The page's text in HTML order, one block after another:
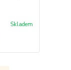
Skladem